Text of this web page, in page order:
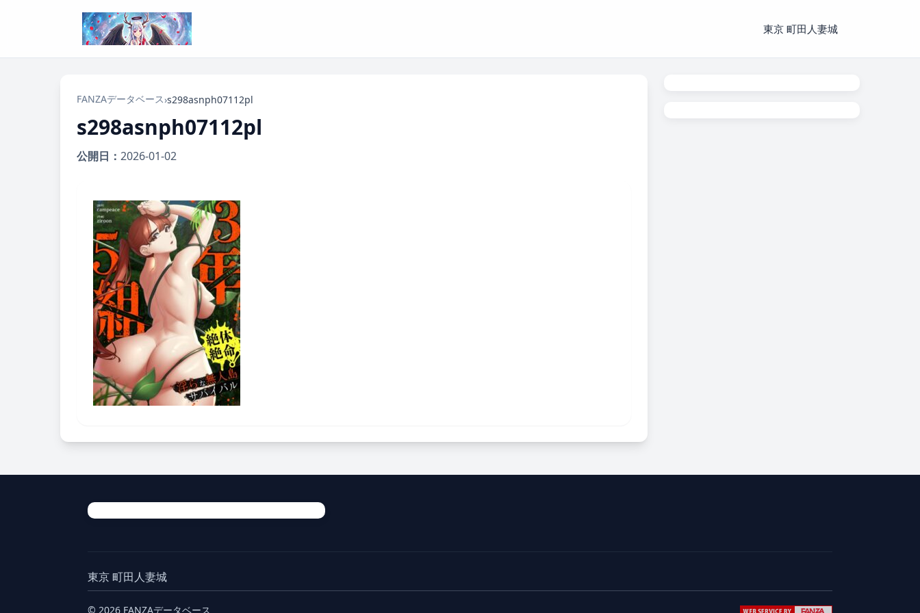
東京 町田人妻城
FANZAデータベース›s298asnph07112pl
s298asnph07112pl
公開日： 2026-01-02
東京 町田人妻城
© 2026 FANZAデータベース